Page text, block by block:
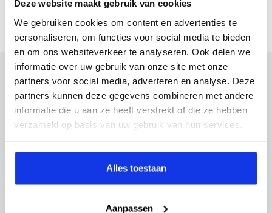
Deze website maakt gebruik van cookies
We gebruiken cookies om content en advertenties te
personaliseren, om functies voor social media te bieden
en om ons websiteverkeer te analyseren. Ook delen we
informatie over uw gebruik van onze site met onze
partners voor social media, adverteren en analyse. Deze
partners kunnen deze gegevens combineren met andere
informatie die u aan ze heeft verstrekt of die ze hebben
verzameld op basis van uw gebruik van hun services.
Alles toestaan
Aanpassen
Inruilvoorstel op deze auto?
Vul hier je gegevens in en vergeet niet foto's van je
inruilauto mee te sturen.